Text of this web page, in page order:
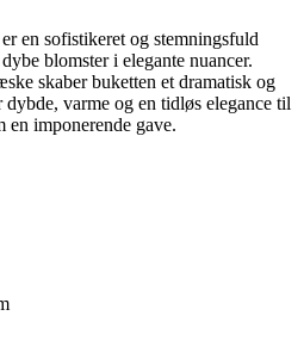
en sofistikeret og stemningsfuld
blomster i elegante nuancer.
skaber buketten et dramatisk og
varme og en tidløs elegance til
en imponerende gave.